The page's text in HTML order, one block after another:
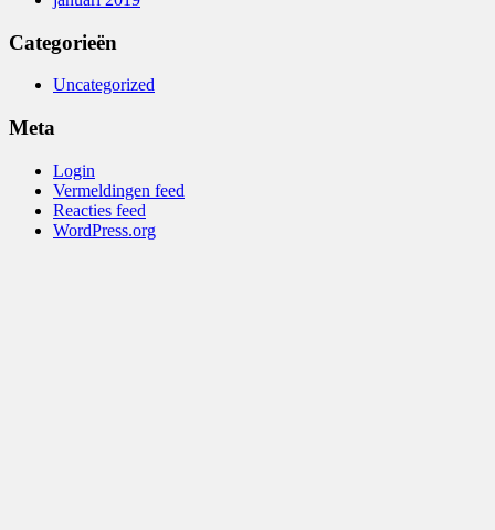
Categorieën
Uncategorized
Meta
Login
Vermeldingen feed
Reacties feed
WordPress.org